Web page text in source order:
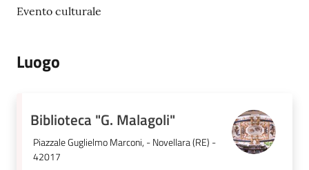
I
Tutti
gli
Seguici
Evento culturale
Luogo
Biblioteca "G. Malagoli"
Piazzale Guglielmo Marconi, - Novellara (RE) -
42017